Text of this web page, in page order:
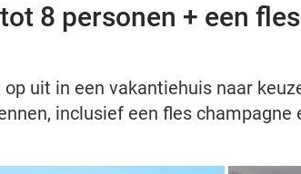
8 personen + een
uit in een vakantiehuis naar
inclusief een fles